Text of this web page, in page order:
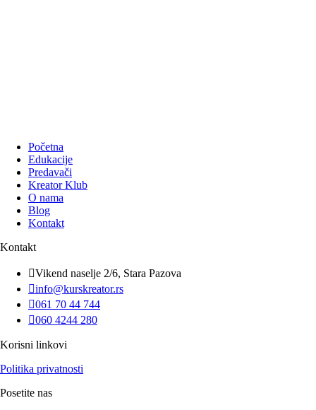
Početna
Edukacije
Predavači
Kreator Klub
O nama
Blog
Kontakt
Kontakt
Vikend naselje 2/6, Stara Pazova
info@kurskreator.rs
061 70 44 744
060 4244 280
Korisni linkovi
Politika privatnosti
Posetite nas